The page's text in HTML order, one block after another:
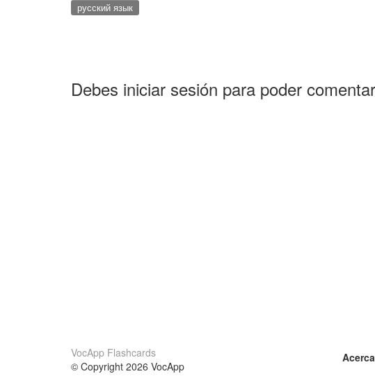
русский язык
Debes iniciar sesión para poder
VocApp Flashcards
© Copyright 2026 VocApp